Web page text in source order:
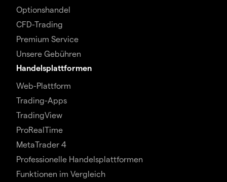
Optionshandel
CFD-Trading
Premium Service
Unsere Gebühren
Handelsplattformen
Web-Plattform
Trading-Apps
TradingView
ProRealTime
MetaTrader 4
Professionelle Handelsplattformen
Funktionen im Vergleich